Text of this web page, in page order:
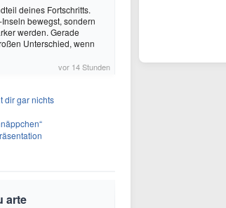
deines Fortschritts.
bewegst, sondern
werden. Gerade
Unterschied, wenn
vor 14 Stunden
dir gar nichts
arte